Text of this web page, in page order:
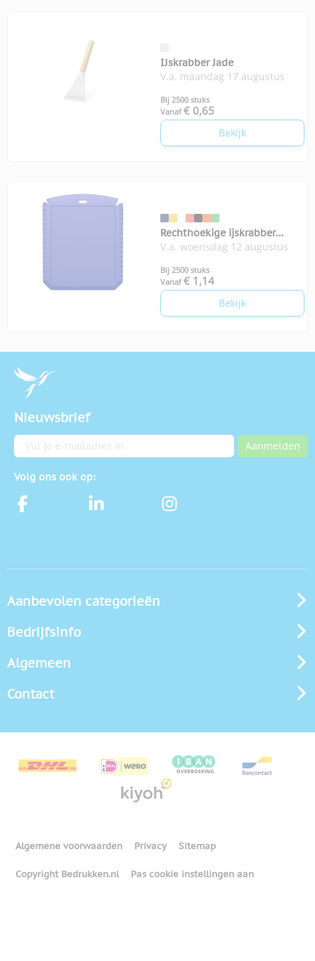
IJskrabber Jade
V.a. maandag 17 augustus
Bij 2500 stuks
Vanaf € 0,65
Bekijk
Rechthoekige ijskrabber
Thrym
V.a. woensdag 12 augustus
Bij 2500 stuks
Vanaf € 1,14
Bekijk
Nieuwsbrief
E-mailadres Aanmelden
Volg ons ook op:
Aanbevolen categorieën
Bedrijfsinfo
Algemeen
Contact
Algemene voorwaarden Privacy Sitemap
Copyright Bedrukken.nl Pas cookie instellingen aan